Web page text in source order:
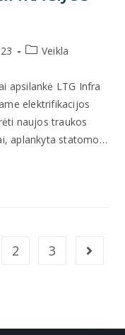
Veikla
apsilankė LTG Infra
elektrifikacijos
naujos traukos
aplankyta statomo…
2 3